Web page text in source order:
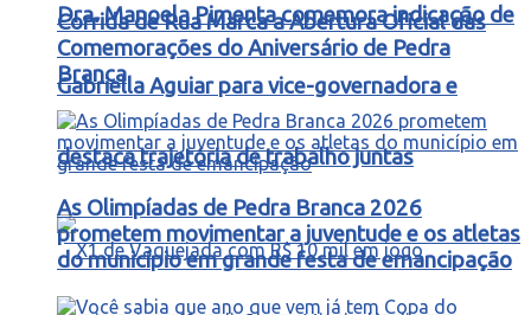
Dra. Manoela Pimenta comemora indicação de
Gabriella Aguiar para vice-governadora e
destaca trajetória de trabalho juntas
Corrida de Rua Marca a Abertura Oficial das
Comemorações do Aniversário de Pedra
Branca
As Olimpíadas de Pedra Branca 2026
prometem movimentar a juventude e os atletas
do município em grande festa de emancipação